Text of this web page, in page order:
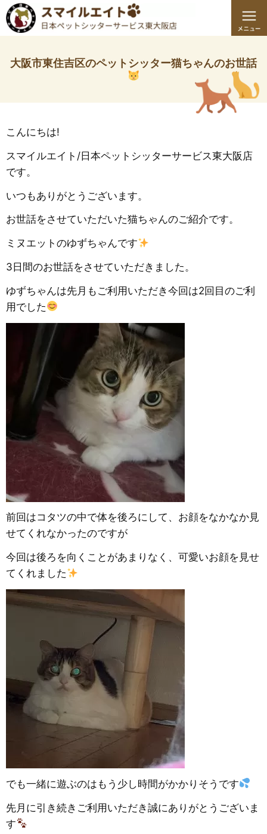
大阪市東住吉区のペットシッター猫ちゃんのお世話
こんにちは!
スマイルエイト/日本ペットシッターサービス東大阪店
です。
いつもありがとうございます。
お世話をさせていただいた猫ちゃんのご紹介です。
ミヌエットのゆずちゃんです
3日間のお世話をさせていただきました。
ゆずちゃんは先月もご利用いただき今回は2回目のご利
用でした
前回はコタツの中で体を後ろにして、お顔をなかなか見
せてくれなかったのですが
今回は後ろを向くことがあまりなく、可愛いお顔を見せ
てくれました
でも一緒に遊ぶのはもう少し時間がかかりそうです
先月に引き続きご利用いただき誠にありがとうございま
す